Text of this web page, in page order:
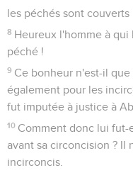
les péchés sont couverts
8 Heureux l'homme à qui
péché !
9 Ce bonheur n'est-il
également pour les
fut imputée à justice à
10 Comment donc lui fut-
avant sa circoncision ? Il
incirconcis.